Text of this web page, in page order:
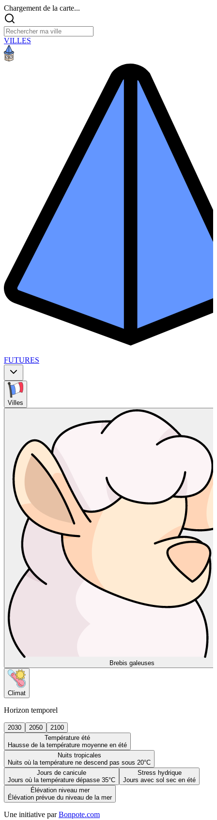
Chargement de la carte...
VILLES
FUTURES
Villes
Brebis galeuses
Climat
Horizon temporel
2030 2050
2100
Température été
Hausse de la température moyenne en été
Nuits tropicales
Nuits où la température ne descend pas sous 20°C
Jours de canicule
Jours où la température dépasse 35°C
Stress hydrique
Jours avec sol sec en été
Élévation niveau mer
Élévation prévue du niveau de la mer
Une initiative par Bonpote.com